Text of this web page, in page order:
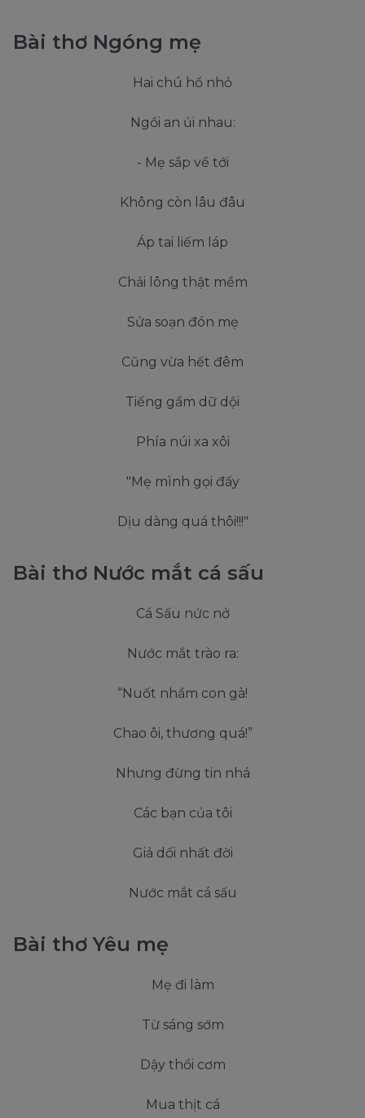
Bài thơ Ngóng mẹ
Hai chú hổ nhỏ
Ngồi an ủi nhau:
- Mẹ sắp về tới
Không còn lâu đâu
Áp tai liếm láp
Chải lông thật mềm
Sửa soạn đón mẹ
Cũng vừa hết đêm
Tiếng gầm dữ dội
Phía núi xa xôi
"Mẹ mình gọi đấy
Dịu dàng quá thôi!!!"
Bài thơ Nước mắt cá sấu
Cá Sấu nức nở
Nước mắt trào ra:
“Nuốt nhầm con gà!
Chao ôi, thương quá!”
Nhưng đừng tin nhá
Các bạn của tôi
Giả dối nhất đời
Nước mắt cá sấu
Bài thơ Yêu mẹ
Mẹ đi làm
Từ sáng sớm
Dậy thổi cơm
Mua thịt cá